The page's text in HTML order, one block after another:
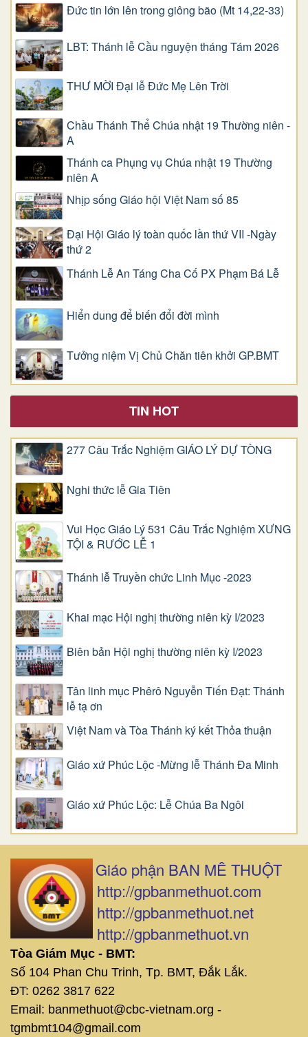
Đức tin lớn lên trong giông bão (Mt 14,22-33)
LBT: Thánh lễ Cầu nguyện tháng Tám 2026
THƯ MỜI Đại lễ Đức Mẹ Lên Trời
Chầu Thánh Thể Chúa nhật 19 Thường niên -
A
Thánh ca Phụng vụ Chúa nhật 19 Thường
niên A
Nhịp sống Giáo hội Việt Nam số 85
Đại Hội Giáo lý toàn quốc lần thứ VII -Ngày
thứ 2
Thánh Lễ An Táng Cha Cố PX Phạm Bá Lễ
Hiển dung để biến đổi đời mình
Tưởng niệm Vị Chủ Chăn tiên khởi GP.BMT
TIN HOT
277 Câu Trắc Nghiệm GIÁO LÝ DỰ TÒNG
Nghi thức lễ Gia Tiên
Vui Học Giáo Lý 531 Câu Trắc Nghiệm XƯNG
TỘI & RƯỚC LỄ 1
Thánh lễ Truyền chức Linh Mục -2023
Khai mạc Hội nghị thường niên kỳ I/2023
Biên bản Hội nghị thường niên kỳ I/2023
Tân linh mục Phêrô Nguyễn Tiến Đạt: Thánh
lễ tạ ơn
Việt Nam và Tòa Thánh ký kết Thỏa thuận
Giáo xứ Phúc Lộc -Mừng lễ Thánh Đa Minh
Giáo xứ Phúc Lộc: Lễ Chúa Ba Ngôi
Giáo phận BAN MÊ THUỘT
http://gpbanmethuot.com
http://gpbanmethuot.net
http://gpbanmethuot.vn
Tòa Giám Mục - BMT:
Số 104 Phan Chu Trinh, Tp. BMT, Đắk Lắk.
ĐT: 0262 3817 622
Email: banmethuot@cbc-vietnam.org -
tgmbmt104@gmail.com